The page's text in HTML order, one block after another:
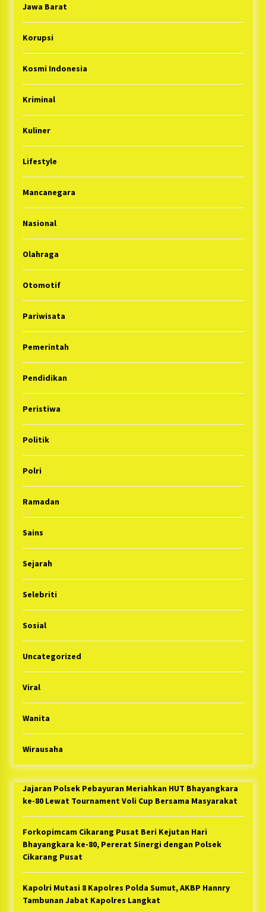
Jawa Barat
Korupsi
Kosmi Indonesia
Kriminal
Kuliner
Lifestyle
Mancanegara
Nasional
Olahraga
Otomotif
Pariwisata
Pemerintah
Pendidikan
Peristiwa
Politik
Polri
Ramadan
Sains
Sejarah
Selebriti
Sosial
Uncategorized
Viral
Wanita
Wirausaha
Jajaran Polsek Pebayuran Meriahkan HUT Bhayangkara
ke-80 Lewat Tournament Voli Cup Bersama Masyarakat
Forkopimcam Cikarang Pusat Beri Kejutan Hari
Bhayangkara ke-80, Pererat Sinergi dengan Polsek
Cikarang Pusat
Kapolri Mutasi 8 Kapolres Polda Sumut, AKBP Hannry
Tambunan Jabat Kapolres Langkat